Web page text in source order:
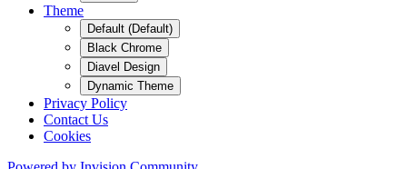
Theme
Default (Default)
Black Chrome
Diavel Design
Dynamic Theme
Privacy Policy
Contact Us
Cookies